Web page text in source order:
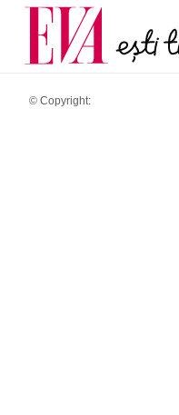
© Copyright:
Carieră
Actualitate